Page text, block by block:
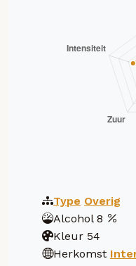
Type Overig
Alcohol 8
Kleur 54
Herkomst